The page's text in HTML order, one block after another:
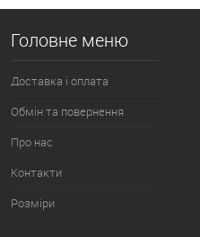
Головне меню
Доставка і оплата
Обмін та повернення
Про нас
Контакти
Розміри